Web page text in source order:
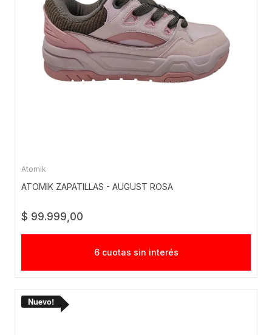
Atomik
ATOMIK ZAPATILLAS - AUGUST ROSA
$ 99.999,00
6 cuotas sin interés